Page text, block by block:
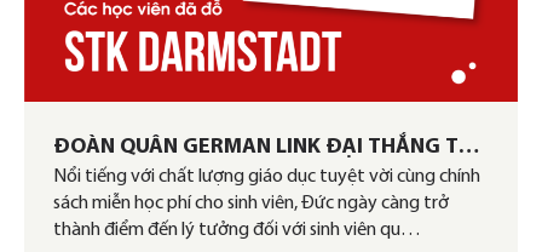
ĐOÀN QUÂN GERMAN LINK ĐẠI THẮNG TẠI
ĐẤU TRƯỜNG STK DARMSTADT
Nổi tiếng với chất lượng giáo dục tuyệt vời cùng chính
sách miễn học phí cho sinh viên, Đức ngày càng trở
thành điểm đến lý tưởng đối với sinh viên qu…